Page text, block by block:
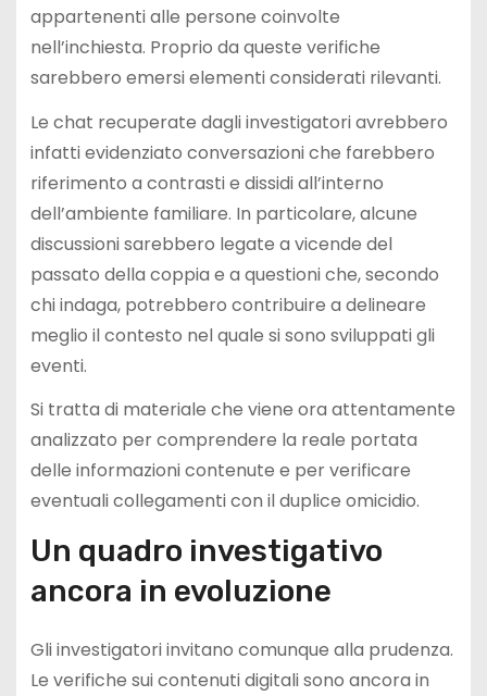
appartenenti alle persone coinvolte
nell’inchiesta. Proprio da queste verifiche
sarebbero emersi elementi considerati rilevanti.
Le chat recuperate dagli investigatori avrebbero
infatti evidenziato conversazioni che farebbero
riferimento a contrasti e dissidi all’interno
dell’ambiente familiare. In particolare, alcune
discussioni sarebbero legate a vicende del
passato della coppia e a questioni che, secondo
chi indaga, potrebbero contribuire a delineare
meglio il contesto nel quale si sono sviluppati gli
eventi.
Si tratta di materiale che viene ora attentamente
analizzato per comprendere la reale portata
delle informazioni contenute e per verificare
eventuali collegamenti con il duplice omicidio.
Un quadro investigativo
ancora in evoluzione
Gli investigatori invitano comunque alla prudenza.
Le verifiche sui contenuti digitali sono ancora in